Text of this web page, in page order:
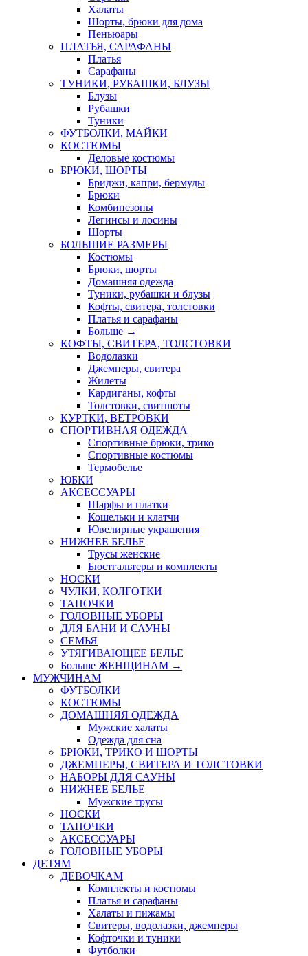
Халаты
Шорты, брюки для дома
Пеньюары
ПЛАТЬЯ, САРАФАНЫ
Платья
Сарафаны
ТУНИКИ, РУБАШКИ, БЛУЗЫ
Блузы
Рубашки
Туники
ФУТБОЛКИ, МАЙКИ
КОСТЮМЫ
Деловые костюмы
БРЮКИ, ШОРТЫ
Бриджи, капри, бермуды
Брюки
Комбинезоны
Легинсы и лосины
Шорты
БОЛЬШИЕ РАЗМЕРЫ
Костюмы
Брюки, шорты
Домашняя одежда
Туники, рубашки и блузы
Кофты, свитера, толстовки
Платья и сарафаны
Больше →
КОФТЫ, СВИТЕРА, ТОЛСТОВКИ
Водолазки
Джемперы, свитера
Жилеты
Кардиганы, кофты
Толстовки, свитшоты
КУРТКИ, ВЕТРОВКИ
СПОРТИВНАЯ ОДЕЖДА
Спортивные брюки, трико
Спортивные костюмы
Термобелье
ЮБКИ
AКСЕССУАРЫ
Шарфы и платки
Кошельки и клатчи
Ювелирные украшения
НИЖНЕЕ БЕЛЬЕ
Трусы женские
Бюстгальтеры и комплекты
НОСКИ
ЧУЛКИ, КОЛГОТКИ
ТАПОЧКИ
ГОЛОВНЫЕ УБОРЫ
ДЛЯ БАНИ И САУНЫ
СЕМЬЯ
УТЯГИВАЮЩЕЕ БЕЛЬЕ
Больше ЖЕНЩИНАМ →
МУЖЧИНАМ
ФУТБОЛКИ
КОСТЮМЫ
ДОМАШНЯЯ ОДЕЖДА
Мужские халаты
Одежда для сна
БРЮКИ, ТРИКО И ШОРТЫ
ДЖЕМПЕРЫ, СВИТЕРА И ТОЛСТОВКИ
НАБОРЫ ДЛЯ САУНЫ
НИЖНЕЕ БЕЛЬЕ
Мужские трусы
НОСКИ
ТАПОЧКИ
АКСЕССУАРЫ
ГОЛОВНЫЕ УБОРЫ
ДЕТЯМ
ДЕВОЧКАМ
Комплекты и костюмы
Платья и сарафаны
Халаты и пижамы
Свитеры, водолазки, джемперы
Кофточки и туники
Футболки